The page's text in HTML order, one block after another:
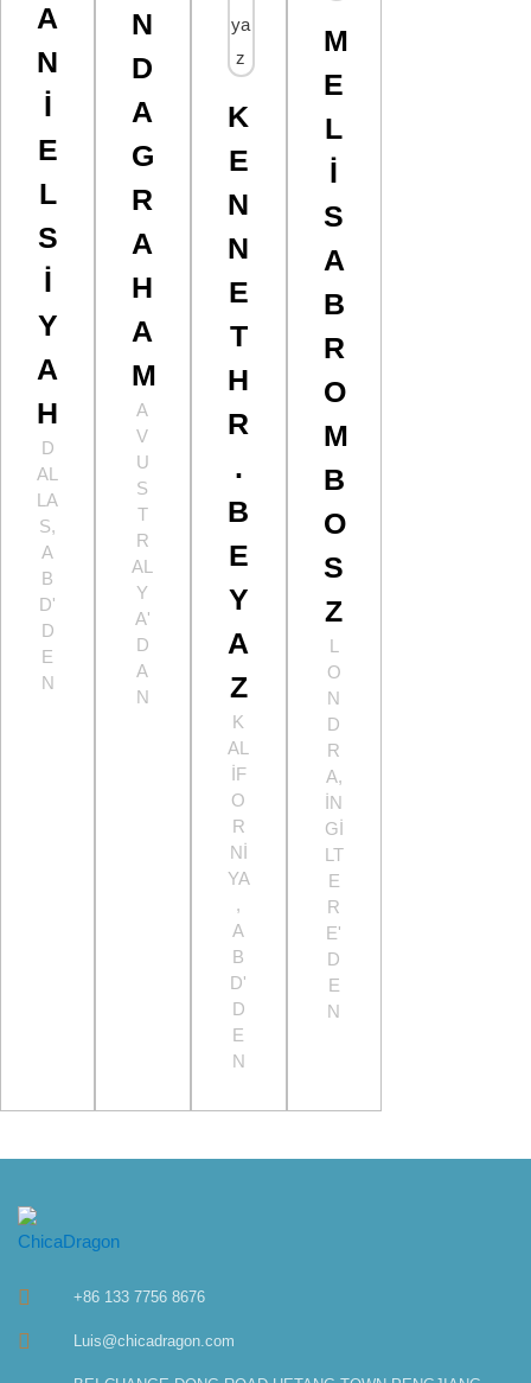
A
N
I
E
L
S
I
Y
A
H
D
AL
LA
S,
A
B
D'
D
E
N
N
D
A
G
R
A
H
A
M
A
V
U
S
T
R
AL
Y
A'
D
A
N
K
E
N
N
E
T
H
R
.
B
E
Y
A
Z
K
AL
IF
O
R
NI
YA
,
A
B
D'
D
E
N
M
E
L
I
S
A
B
R
O
M
B
O
S
Z
L
O
N
D
R
A,
İN
GI
LT
E
R
E'
D
E
N
+86 133 7756 8676
Luis@chicadragon.com